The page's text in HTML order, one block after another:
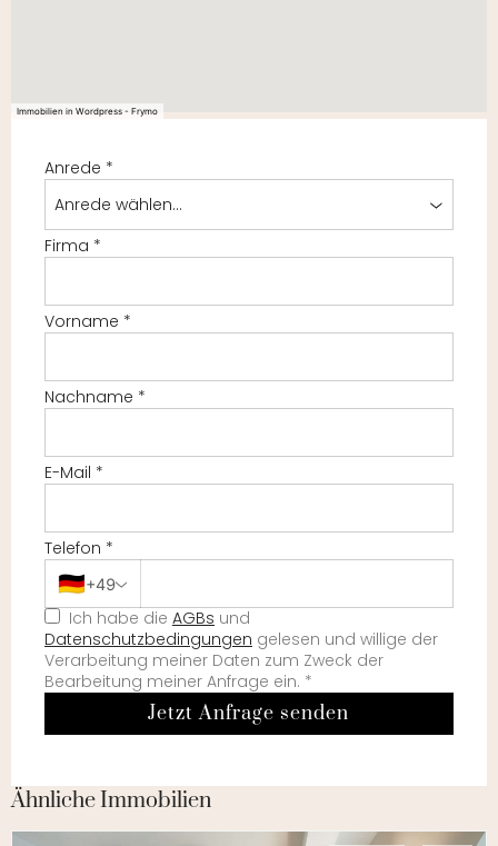
Immobilien in Wordpress - Frymo
Anrede *
Anrede wählen...
Firma *
Vorname *
Nachname *
E-Mail *
Telefon *
🇩🇪+49
Ich habe die AGBs und
Datenschutzbedingungen gelesen und willige der
Verarbeitung meiner Daten zum Zweck der
Bearbeitung meiner Anfrage ein. *
Jetzt Anfrage senden
Ähnliche Immobilien